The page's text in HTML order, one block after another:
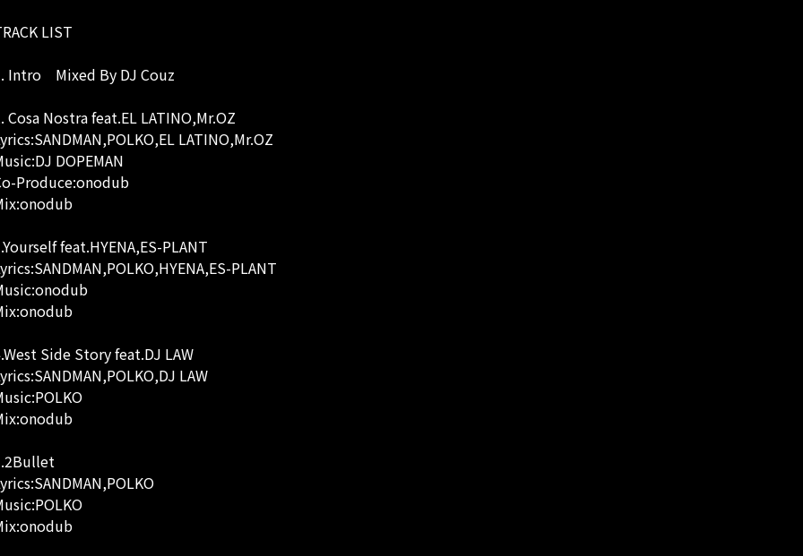
LIST
Intro Mixed By DJ Couz
Cosa Nostra feat.EL LATINO,Mr.OZ
LATINO,Mr.OZ
DOPEMAN
Produce:onodub
feat.HYENA,ES-PLANT
PLANT
Side Story feat.DJ LAW
LAW